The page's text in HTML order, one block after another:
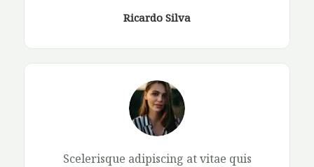
Ricardo Silva​
Scelerisque adipiscing at vitae quis